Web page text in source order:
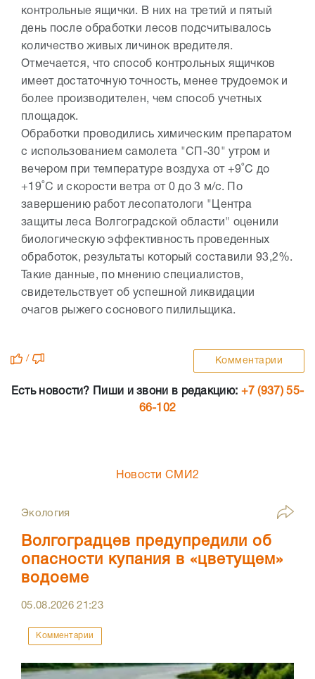
контрольные ящички. В них на третий и пятый
день после обработки лесов подсчитывалось
количество живых личинок вредителя.
Отмечается, что способ контрольных ящичков
имеет достаточную точность, менее трудоемок и
более производителен, чем способ учетных
площадок.
Обработки проводились химическим препаратом
с использованием самолета "СП-30" утром и
вечером при температуре воздуха от +9˚С до
+19˚С и скорости ветра от 0 до 3 м/с. По
завершению работ лесопатологи "Центра
защиты леса Волгоградской области" оценили
биологическую эффективность проведенных
обработок, результаты который составили 93,2%.
Такие данные, по мнению специалистов,
свидетельствует об успешной ликвидации
очагов рыжего соснового пилильщика.
/ Комментарии
Есть новости? Пиши и звони в редакцию: +7 (937) 55-
66-102
Новости СМИ2
Экология
Волгоградцев предупредили об
опасности купания в «цветущем»
водоеме
05.08.202621:23
Комментарии